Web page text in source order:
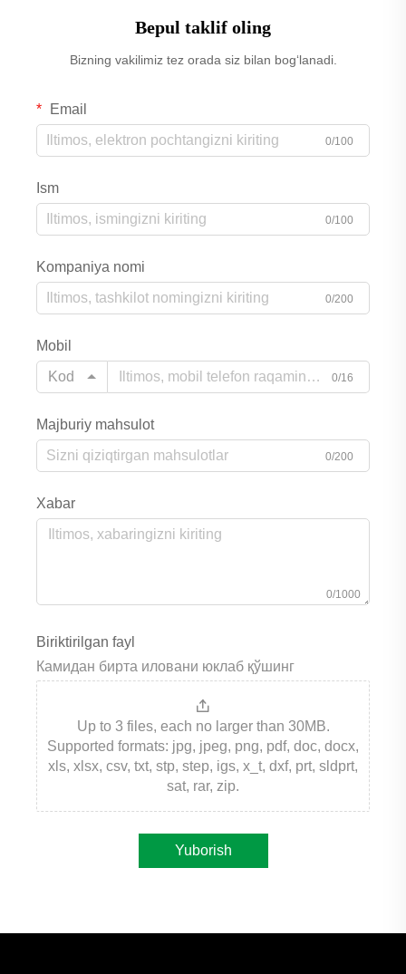
Bepul taklif oling
Bizning vakilimiz tez orada siz bilan bog‘lanadi.
Email
0/100
Ism
0/100
Kompaniya nomi
0/200
Mobil
Kod
0/16
Majburiy mahsulot
0/200
Xabar
0/1000
Biriktirilgan fayl
Камидан бирта иловани юклаб қўшинг
Up to 3 files, each no larger than 30MB.
Supported formats: jpg, jpeg, png, pdf, doc, docx,
xls, xlsx, csv, txt, stp, step, igs, x_t, dxf, prt, sldprt,
sat, rar, zip.
Yuborish